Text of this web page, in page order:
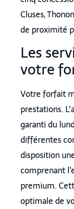
Cluses,
de proximité
Les
votre
Votre forfait
prestations.
garanti du
différentes
disposition
comprenant
premium.
optimale de